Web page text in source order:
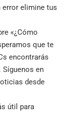
elimine tus
«¿Cómo
que te
encontrarás
en
desde
útil para